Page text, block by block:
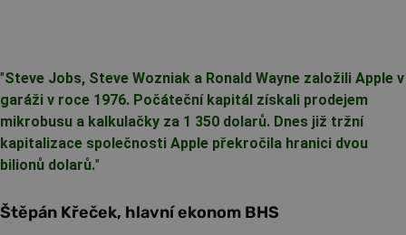
"Steve Jobs, Steve Wozniak a Ronald Wayne založili Apple v
garáži v roce 1976. Počáteční kapitál získali prodejem
mikrobusu a kalkulačky za 1 350 dolarů. Dnes již tržní
kapitalizace společnosti Apple překročila hranici dvou
bilionů dolarů."
Štěpán Křeček, hlavní ekonom BHS